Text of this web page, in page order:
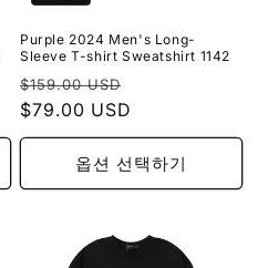
Purple 2024 Men's Long-
Sleeve T-shirt Sweatshirt 1142
정
가
$159.00 USD
가
$79.00 USD
옵션 선택하기